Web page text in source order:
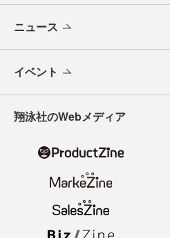
ニュース
イベント
翔泳社のWebメディア